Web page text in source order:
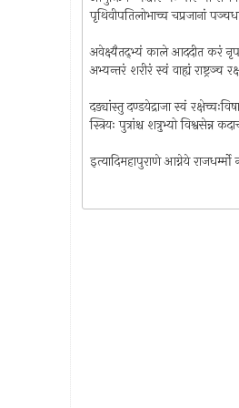
पृथिवीपतिलोभाच्च चप्रजानां
अवेक्ष्यैतद्भ्यं काले आददीत करं
अभ्यन्तरं शरीरं स्वं वाह्यं राष्ट्रञ्च
दड्यांस्तु दण्डयेद्राजा स्वं
स्त्रियः पुत्रांश्च शत्रुभ्यो विश्वसेन्न
इत्यादिमहापुराणे आग्नेये